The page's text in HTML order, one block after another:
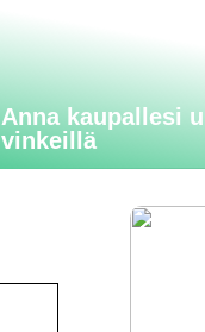
Anna kaupallesi
vinkeillä